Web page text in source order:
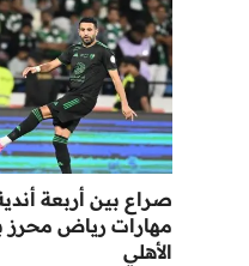
صراع بين أربعة
مهارات رياض محرز
الأهلي